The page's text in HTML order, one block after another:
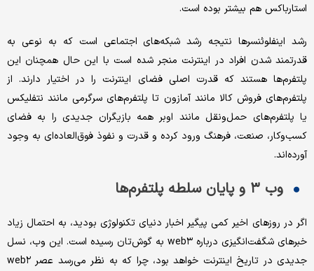
استارباکس هم بیشتر بوده است.
رشد اینفلوئنسرها نتیجه رشد شبکه‌های اجتماعی است که به نوعی به
قدرتمند شدن افراد در اینترنت منجر شده است با این حال همچنان این
پلتفرم‌ها هستند که قدرت اصلی فضای اینترنت را در اختیار دارند. از
پلتفرم‌های فروش کالا مانند آمازون تا پلتفرم‌های سرگرمی مانند نتفلیکس
یا پلتفرم‌های حمل‌ونقل مانند اوبر همه بازیگران جدیدی را به فضای
کسب‌وکار، صنعت، فرهنگ ورود کرده‌ و قدرت و نفوذ فوق‌العاده‌ای به وجود
آورده‌اند.
وب ۳ و پایان سلطه پلتفرم‌ها
اگر در روزهای اخیر کمی پیگیر اخبار دنیای تکنولوژی بودید، به احتمال زیاد
خبرهای شگفت‌انگیزی درباره web۳ به گوش‌تان رسیده است. این وب، نسل
جدیدی در تاریخ اینترنت خواهد بود، چرا که به نظر می‌رسد عصر web۲